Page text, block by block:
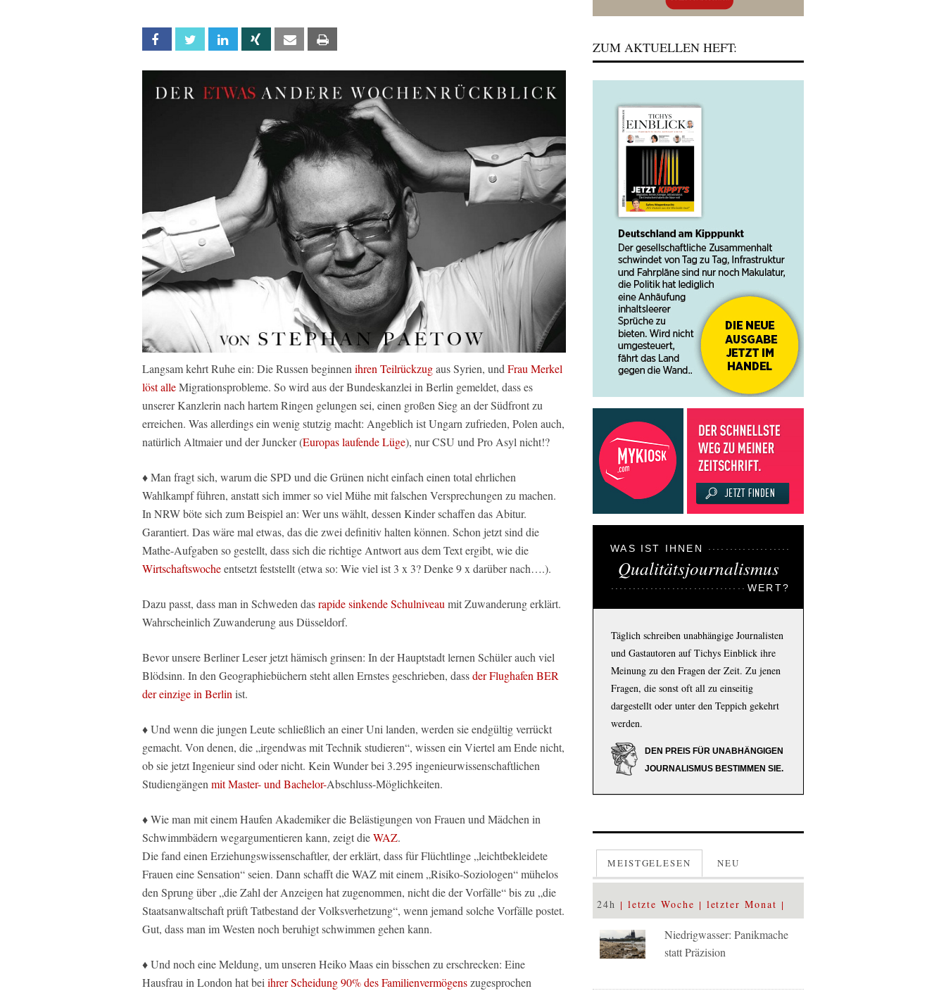
Facebook Twitter Linkedin Xing Email
Langsam kehrt Ruhe ein: Die Russen beginnen ihren Teilrückzugaus Syrien, und Frau Merkel
löst alleMigrationsprobleme. So wird aus der Bundeskanzlei in Berlin gemeldet, dass es
unserer Kanzlerin nach hartem Ringen gelungen sei, einen großen Sieg an der Südfront zu
erreichen. Was allerdings ein wenig stutzig macht: Angeblich ist Ungarn zufrieden, Polen auch,
natürlich Altmaier und der Juncker (Europas laufende Lüge), nur CSU und Pro Asyl nicht!?
♦ Man fragt sich, warum die SPD und die Grünen nicht einfach einen total ehrlichen
Wahlkampf führen, anstatt sich immer so viel Mühe mit falschen Versprechungen zu machen.
In NRW böte sich zum Beispiel an: Wer uns wählt, dessen Kinder schaffen das Abitur.
Garantiert. Das wäre mal etwas, das die zwei definitiv halten können. Schon jetzt sind die
Mathe-Aufgaben so gestellt, dass sich die richtige Antwort aus dem Text ergibt, wie die
Wirtschaftswocheentsetzt feststellt (etwa so: Wie viel ist 3 x 3? Denke 9 x darüber nach….).
Dazu passt, dass man in Schweden dasrapide sinkende Schulniveau mit Zuwanderung erklärt.
Wahrscheinlich Zuwanderung aus Düsseldorf.
Bevor unsere Berliner Leser jetzt hämisch grinsen: In der Hauptstadt lernen Schüler auch viel
Blödsinn. In den Geographiebüchern steht allen Ernstes geschrieben, dassder Flughafen BER
der einzige in Berlin ist.
♦ Und wenn die jungen Leute schließlich an einer Uni landen, werden sie endgültig verrückt
gemacht. Von denen, die „irgendwas mit Technik studieren“, wissen ein Viertel am Ende nicht,
ob sie jetzt Ingenieur sind oder nicht. Kein Wunder bei 3.295 ingenieurwissenschaftlichen
Studiengängen mit Master- und Bachelor-Abschluss-Möglichkeiten.
♦ Wie man mit einem Haufen Akademiker die Belästigungen von Frauen und Mädchen in
Schwimmbädern wegargumentieren kann, zeigt dieWAZ.
Die fand einen Erziehungswissenschaftler, der erklärt, dass für Flüchtlinge „leichtbekleidete
Frauen eine Sensation“ seien. Dann schafft die WAZ mit einem „Risiko-Soziologen“ mühelos
den Sprung über „die Zahl der Anzeigen hat zugenommen, nicht die der Vorfälle“ bis zu „die
Staatsanwaltschaft prüft Tatbestand der Volksverhetzung“, wenn jemand solche Vorfälle postet.
Gut, dass man im Westen noch beruhigt schwimmen gehen kann.
♦ Und noch eine Meldung, um unseren Heiko Maas ein bisschen zu erschrecken: Eine
Hausfrau in London hat bei ihrer Scheidung 90% des Familienvermögenszugesprochen
ZUM AKTUELLEN HEFT:
WAS IST IHNEN
Qualitätsjournalismus
WERT?
Täglich schreiben unabhängige Journalisten
und Gastautoren auf Tichys Einblick ihre
Meinung zu den Fragen der Zeit. Zu jenen
Fragen, die sonst oft all zu einseitig
dargestellt oder unter den Teppich gekehrt
werden.
DEN PREIS FÜR UNABHÄNGIGEN
JOURNALISMUS BESTIMMEN SIE.
MEISTGELESEN NEU
24h letzte Woche letzter Monat
Niedrigwasser: Panikmache
statt Präzision